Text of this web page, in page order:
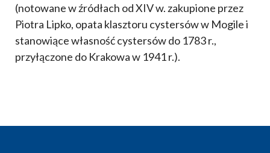
(notowane w źródłach od XIV w. zakupione przez
Piotra Lipko, opata klasztoru cystersów w Mogile i
stanowiące własność cystersów do 1783 r.,
przyłączone do Krakowa w 1941 r.).